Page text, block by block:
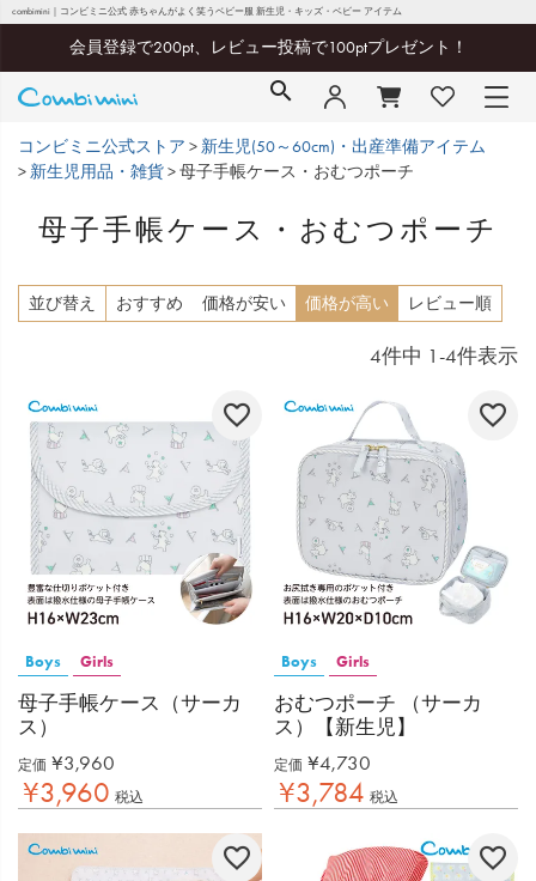
combimini｜コンビミニ公式 赤ちゃんがよく笑うベビー服 新生児・キッズ・ベビー アイテム
会員登録で200pt、レビュー投稿で100ptプレゼント！
コンビミニ公式ストア
新生児(50～60cm)・出産準備アイテム
新生児用品・雑貨
母子手帳ケース・おむつポーチ
母子手帳ケース・おむつポーチ
並び替え おすすめ 価格が安い 価格が高い レビュー順
4件中 1 -4件表示
Boys Girls
母子手帳ケース（サーカ
ス）
定価 ¥3,960
¥3,960 税込
Boys Girls
おむつポーチ （サーカ
ス）【新生児】
定価 ¥4,730
¥3,784 税込